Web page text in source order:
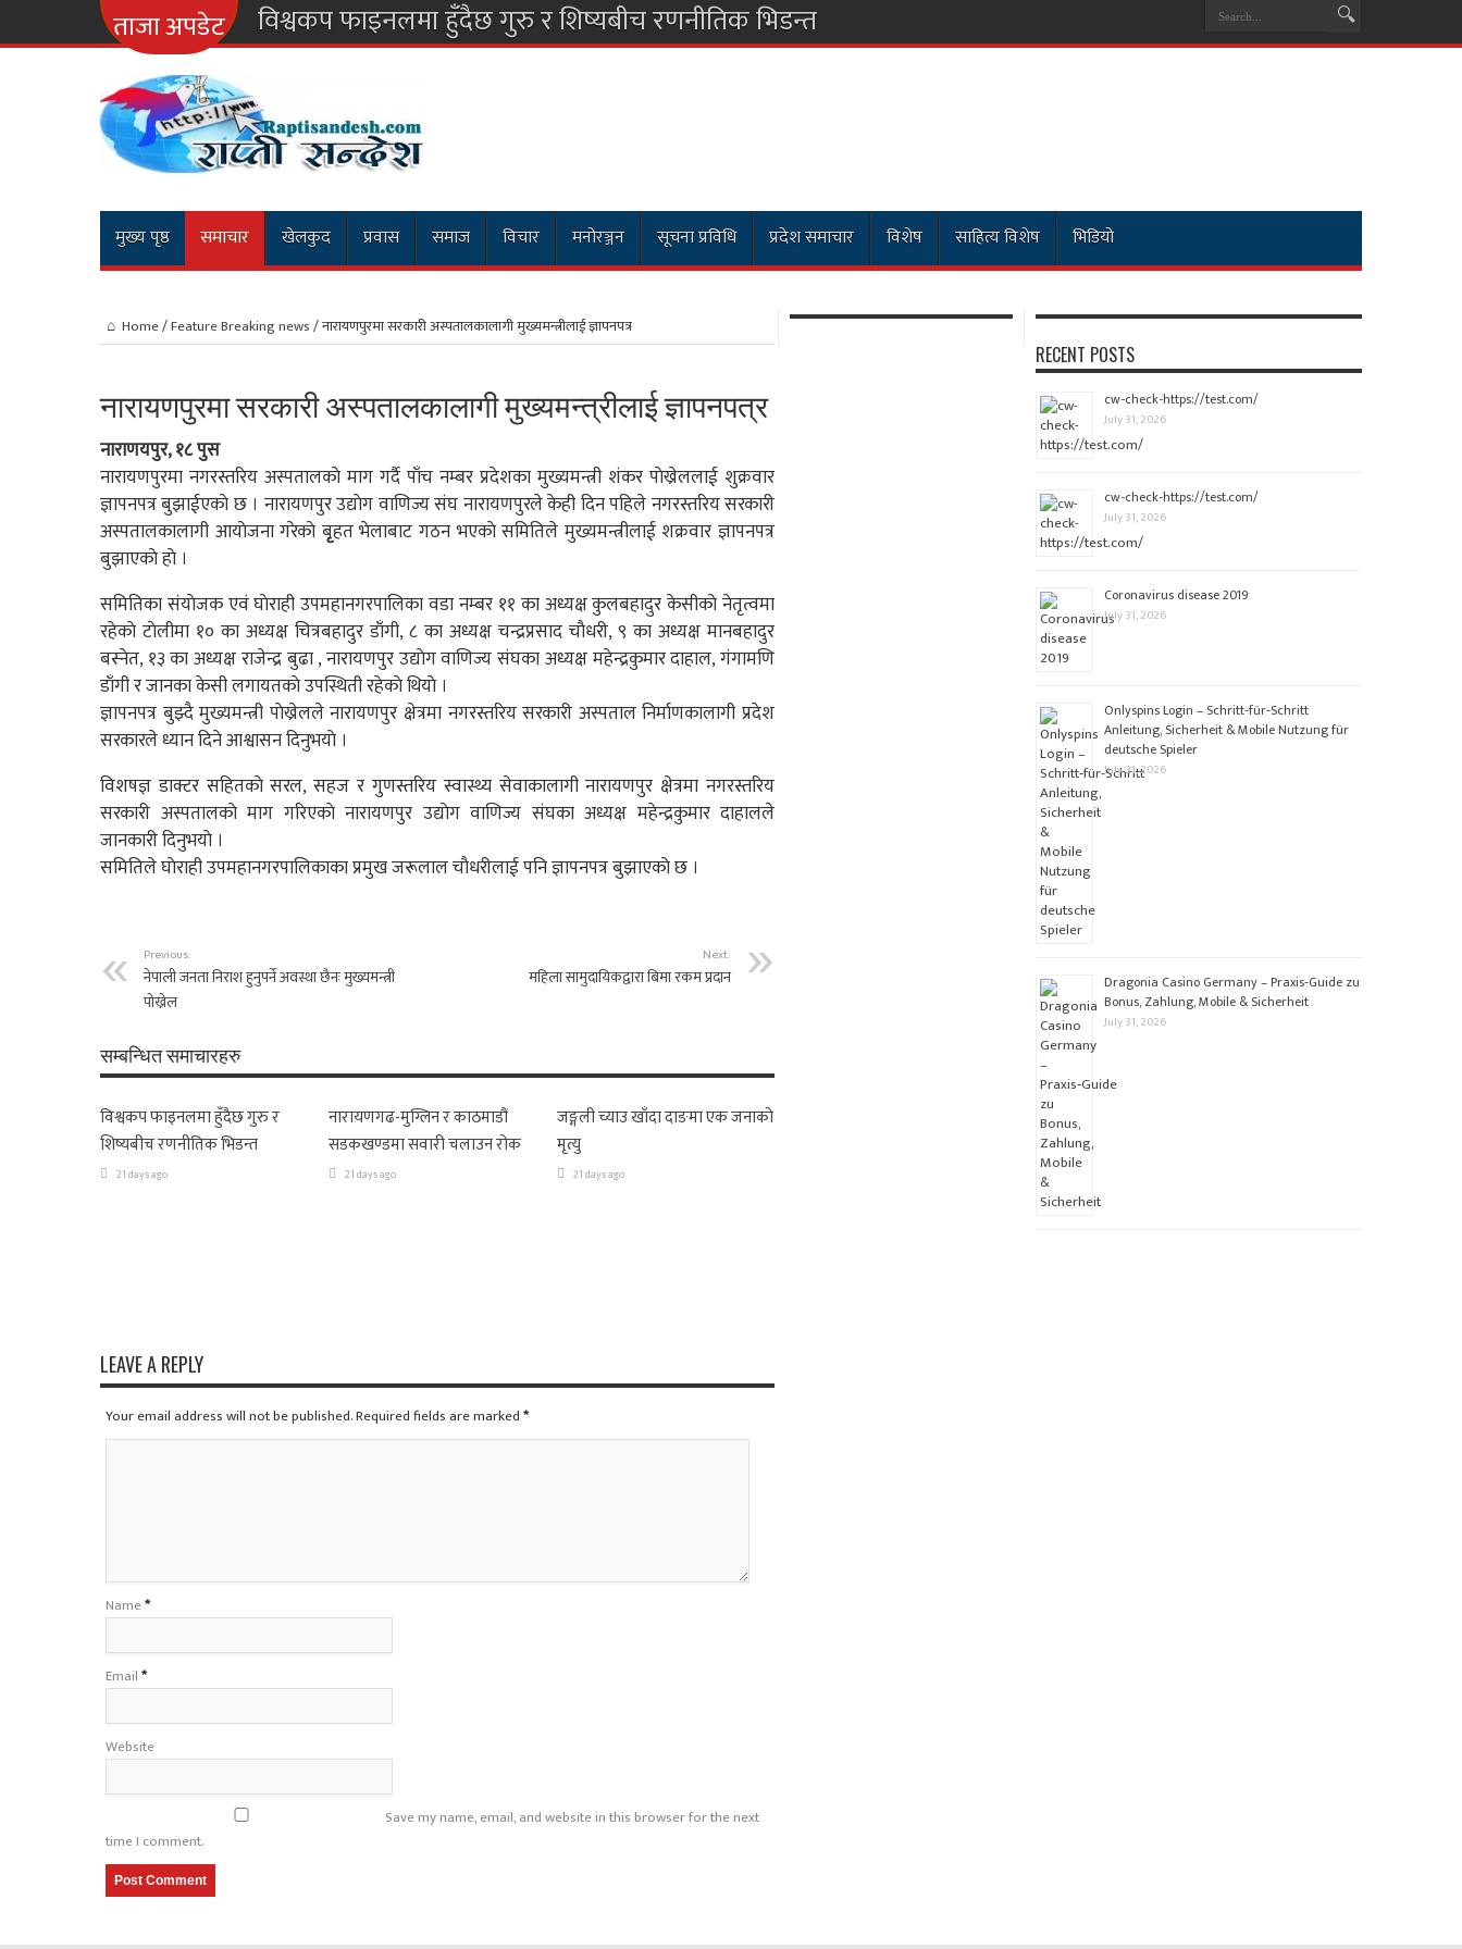
ताजा अपडेट
मुख्य पृष्ठ समाचार खेलकुद प्रवास समाज विचार मनोरञ्जन सूचना प्रविधि प्रदेश समाचार विशेष साहित्य विशेष भिडियो
Home/Feature Breaking news/नारायणपुरमा सरकारी अस्पतालकालागी मुख्यमन्त्रीलाई ज्ञापनपत्र
नारायणपुरमा सरकारी अस्पतालकालागी मुख्यमन्त्रीलाई ज्ञापनपत्र
नाराणयपुर, १८ पुस
नारायणपुरमा नगरस्तरिय अस्पतालकाे माग गर्दै पाँच नम्बर प्रदेशका मुख्यमन्त्री शंकर पाेख्रेललाई शुक्रवार
ज्ञापनपत्र बुझाईएकाे छ । नारायणपुर उद्याेग वाणिज्य संघ नारायणपुरले केही दिन पहिले नगरस्तरिय सरकारी
अस्पतालकालागी आयाेजना गरेकाे बृृृृहत भेलाबाट गठन भएकाे समितिले मुख्यमन्त्रीलाई शक्रवार ज्ञापनपत्र
बुझाएकाे हाे ।
समितिका संयाेजक एवं घाेराही उपमहानगरपालिका वडा नम्बर ११ का अध्यक्ष कुलबहादुर केसीकाे नेतृत्वमा
रहेकाे टाेलीमा १० का अध्यक्ष चित्रबहादुर डाँगी, ८ का अध्यक्ष चन्द्रप्रसाद चाैधरी, ९ का अध्यक्ष मानबहादुर
बस्नेत, १३ का अध्यक्ष राजेन्द्र बुढा , नारायणपुर उद्याेग वाणिज्य संघका अध्यक्ष महेन्द्रकुमार दाहाल, गंगामणि
डाँगी र जानका केसी लगायतकाे उपस्थिती रहेकाे थियाे ।
ज्ञापनपत्र बुझ्दै मुख्यमन्त्री पाेख्रेलले नारायणपुर क्षेत्रमा नगरस्तरिय सरकारी अस्पताल निर्माणकालागी प्रदेश
सरकारले ध्यान दिने आश्वासन दिनुभयाे ।
विशषज्ञ डाक्टर सहितकाे सरल, सहज र गुणस्तरिय स्वास्थ्य सेवाकालागी नारायणपुर क्षेत्रमा नगरस्तरिय
सरकारी अस्पतालकाे माग गरिएकाे नारायणपुर उद्याेग वाणिज्य संघका अध्यक्ष महेन्द्रकुमार दाहालले
जानकारी दिनुभयाे ।
समितिले घाेराही उपमहानगरपालिकाका प्रमुख जरूलाल चाैधरीलाई पनि ज्ञापनपत्र बुझाएकाे छ ।
Previous:
नेपाली जनता निराश हुनुपर्ने अवस्था छैनः मुख्यमन्त्री
पोख्रेल
Next:
महिला सामुदायिकद्वारा बिमा रकम प्रदान
सम्बन्धित समाचारहरु
विश्वकप फाइनलमा हुँदैछ गुरु र
शिष्यबीच रणनीतिक भिडन्त
21 days ago
नारायणगढ-मुग्लिन र काठमाडौं
सडकखण्डमा सवारी चलाउन रोक
21 days ago
जङ्गली च्याउ खाँदा दाङमा एक जनाको
मृत्यु
21 days ago
LEAVE A REPLY
Your email address will not be published. Required fields are marked*
Name*
Email*
Website
Save my name, email, and website in this browser for the next
time I comment.
RECENT POSTS
cw-check-https://test.com/
July 31, 2026
cw-check-https://test.com/
July 31, 2026
Coronavirus disease 2019
July 31, 2026
Onlyspins Login – Schritt‑für‑Schritt
Anleitung, Sicherheit & Mobile Nutzung für
deutsche Spieler
July 31, 2026
Dragonia Casino Germany – Praxis‑Guide zu
Bonus, Zahlung, Mobile & Sicherheit
July 31, 2026